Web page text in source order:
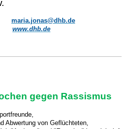
maria.jonas@dhb.de
www.dhb.de
gegen Rassismus
Abwertung von Geflüchteten,